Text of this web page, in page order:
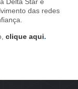
das redes
clique aqui.